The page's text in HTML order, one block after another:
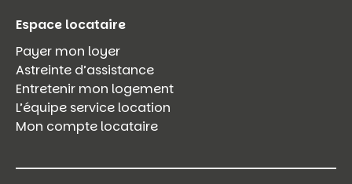
Espace locataire
Payer mon loyer
Astreinte d’assistance
Entretenir mon logement
L’équipe service location
Mon compte locataire